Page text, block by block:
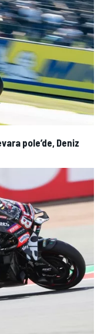
pole’de, Deniz